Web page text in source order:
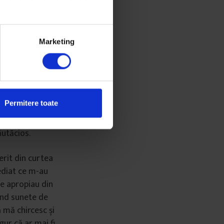
Marketing
Permitere toate
cu înghițituri
atunci,
spună
avea să
din curtea
ce m-au
apropiau din
sunete de
chircesc și